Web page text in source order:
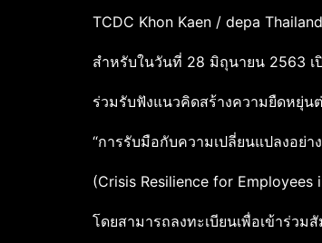
TCDC Khon Kaen / depa
สำหรับในวันที่ 28 มิถุนายน 2563 เ
ร่วมรับฟังแนวคิดสร้างความยืดหยุ่
“การรับมือกับความเปลี่ยนแปลงอย่
(Crisis Resilience for Employees
โดยสามารถลงทะเบียนเพื่อเข้าร่ว